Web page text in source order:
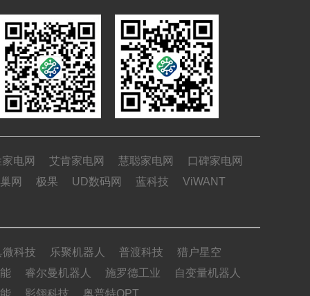
电网 艾肯家电网 慧聪家电网
口碑家电网
网
极果 UD数码网 蓝科技 ViWANT
微科技 乐聚机器人 普渡科技
猎户星空
睿尔曼机器人 施罗德工业
自变量机器人
影翎科技 奥普特OPT